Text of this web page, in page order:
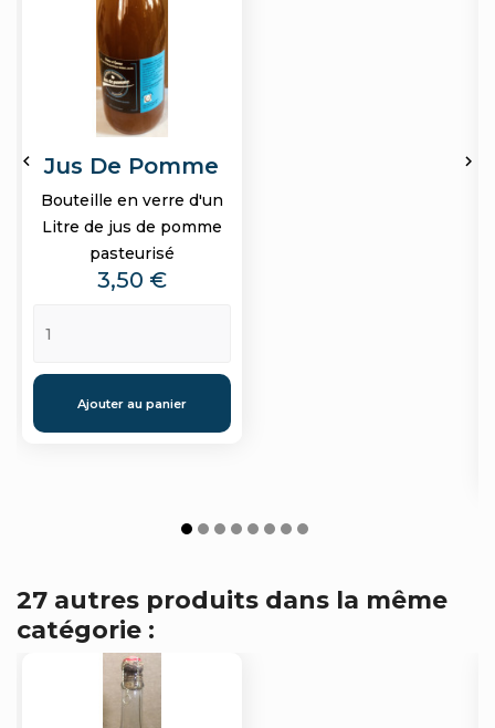
Jus De Pomme
Bouteille en verre d'un
Litre de jus de pomme
pasteurisé
Prix
3,50 €
Ajouter au panier
 
27 autres produits dans la même
catégorie :